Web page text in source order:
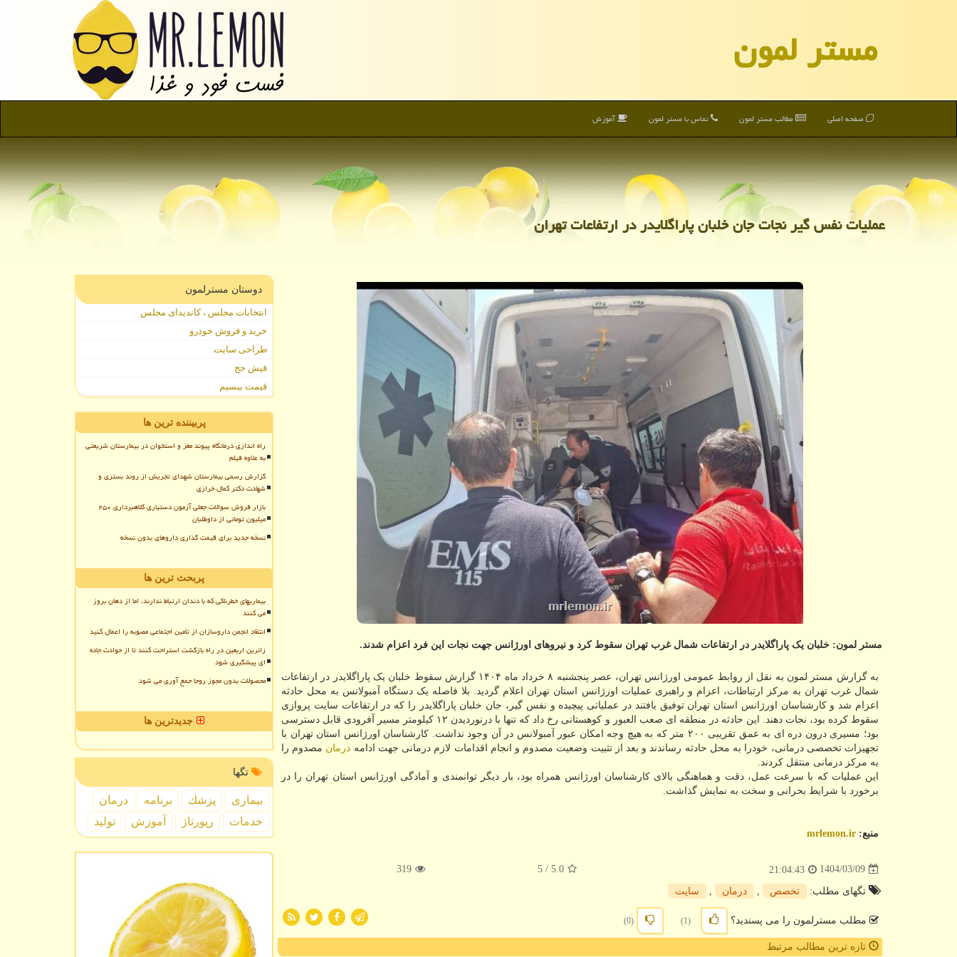
مستر لمون
صفحه اصلی مطالب مستر لمون تماس با مستر لمون آموزش
عملیات نفس گیر نجات جان خلبان پاراگلایدر در ارتفاعات تهران
مستر لمون: خلبان یک پاراگلایدر در ارتفاعات شمال غرب تهران سقوط کرد و نیروهای اورژانس جهت نجات این فرد اعزام شدند.
به گزارش مستر لمون به نقل از روابط عمومی اورژانس تهران، عصر پنجشنبه ۸ خرداد ماه ۱۴۰۴ گزارش سقوط خلبان یک پاراگلایدر در ارتفاعات
شمال غرب تهران به مرکز ارتباطات، اعزام و راهبری عملیات اورژانس استان تهران اعلام گردید. بلا فاصله یک دستگاه آمبولانس به محل حادثه
اعزام شد و کارشناسان اورژانس استان تهران توفیق یافتند در عملیاتی پیچیده و نفس گیر، جان خلبان پاراگلایدر را که در ارتفاعات سایت پروازی
سقوط کرده بود، نجات دهند. این حادثه در منطقه ای صعب العبور و کوهستانی رخ داد که تنها با درنوردیدن ۱۲ کیلومتر مسیر آفرودی قابل دسترسی
بود؛ مسیری درون دره ای به عمق تقریبی ۲۰۰ متر که به هیچ وجه امکان عبور آمبولانس در آن وجود نداشت. کارشناسان اورژانس استان تهران با
تجهیزات تخصصی درمانی، خودرا به محل حادثه رساندند و بعد از تثبیت وضعیت مصدوم و انجام اقدامات لازم درمانی جهت ادامه درمان مصدوم را
به مرکز درمانی منتقل کردند.
این عملیات که با سرعت عمل، دقت و هماهنگی بالای کارشناسان اورژانس همراه بود، بار دیگر توانمندی و آمادگی اورژانس استان تهران را در
برخورد با شرایط بحرانی و سخت به نمایش گذاشت.
منبع: mrlemon.ir
1404/03/09
21:04:43
5.0
/ 5
319
تگهای مطلب: تخصص درمان سایت
مطلب مسترلمون را می پسندید؟ (1)
(0)
تازه ترین مطالب مرتبط
دوستان مسترلمون
انتخابات مجلس ، کاندیدای مجلس
خرید و فروش خودرو
طراحی سایت
فیش حج
قیمت بیسیم
پربیننده ترین ها
راه اندازی درمانگاه پیوند مغز و استخوان در بیمارستان شریعتی
به علاوه فیلم
گزارش رسمی بیمارستان شهدای تجریش از روند بستری و
شهادت دکتر کمال خرازی
بازار فروش سوالات جعلی آزمون دستیاری کلاهبرداری ۲۵۰
میلیون تومانی از داوطلبان
نسخه جدید برای قیمت گذاری داروهای بدون نسخه
پربحث ترین ها
بیماریهای خطرناکی که با دندان ارتباط ندارند، اما از دهان بروز
می کنند
انتقاد انجمن داروسازان از تأمین اجتماعی مصوبه را اعمال کنید
زائرین اربعین در راه بازگشت استراحت کنند تا از حوادث جاده
ای پیشگیری شود
محصولات بدون مجوز روجا جمع آوری می شود
جدیدترین ها
تگها
بیماری پزشك برنامه
درمان
خدمات
رپورتاژ آموزش تولید